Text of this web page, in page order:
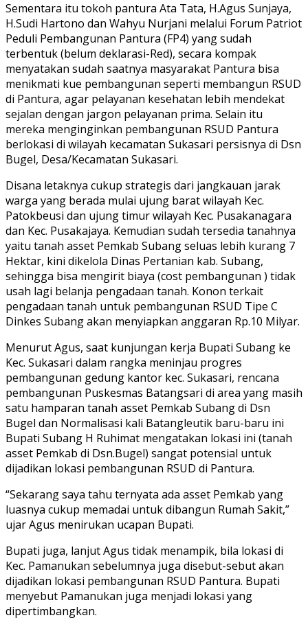
Sementara itu tokoh pantura Ata Tata, H.Agus Sunjaya,
H.Sudi Hartono dan Wahyu Nurjani melalui Forum Patriot
Peduli Pembangunan Pantura (FP4) yang sudah
terbentuk (belum deklarasi-Red), secara kompak
menyatakan sudah saatnya masyarakat Pantura bisa
menikmati kue pembangunan seperti membangun RSUD
di Pantura, agar pelayanan kesehatan lebih mendekat
sejalan dengan jargon pelayanan prima. Selain itu
mereka menginginkan pembangunan RSUD Pantura
berlokasi di wilayah kecamatan Sukasari persisnya di Dsn
Bugel, Desa/Kecamatan Sukasari.
Disana letaknya cukup strategis dari jangkauan jarak
warga yang berada mulai ujung barat wilayah Kec.
Patokbeusi dan ujung timur wilayah Kec. Pusakanagara
dan Kec. Pusakajaya. Kemudian sudah tersedia tanahnya
yaitu tanah asset Pemkab Subang seluas lebih kurang 7
Hektar, kini dikelola Dinas Pertanian kab. Subang,
sehingga bisa mengirit biaya (cost pembangunan ) tidak
usah lagi belanja pengadaan tanah. Konon terkait
pengadaan tanah untuk pembangunan RSUD Tipe C
Dinkes Subang akan menyiapkan anggaran Rp.10 Milyar.
Menurut Agus, saat kunjungan kerja Bupati Subang ke
Kec. Sukasari dalam rangka meninjau progres
pembangunan gedung kantor kec. Sukasari, rencana
pembangunan Puskesmas Batangsari di area yang masih
satu hamparan tanah asset Pemkab Subang di Dsn
Bugel dan Normalisasi kali Batangleutik baru-baru ini
Bupati Subang H Ruhimat mengatakan lokasi ini (tanah
asset Pemkab di Dsn.Bugel) sangat potensial untuk
dijadikan lokasi pembangunan RSUD di Pantura.
“Sekarang saya tahu ternyata ada asset Pemkab yang
luasnya cukup memadai untuk dibangun Rumah Sakit,”
ujar Agus menirukan ucapan Bupati.
Bupati juga, lanjut Agus tidak menampik, bila lokasi di
Kec. Pamanukan sebelumnya juga disebut-sebut akan
dijadikan lokasi pembangunan RSUD Pantura. Bupati
menyebut Pamanukan juga menjadi lokasi yang
dipertimbangkan.